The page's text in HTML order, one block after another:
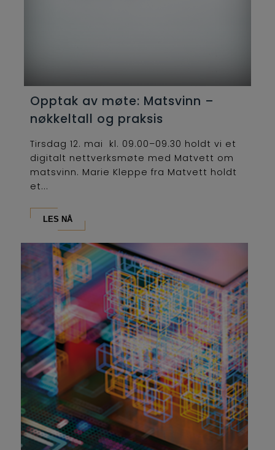
Opptak av møte: Matsvinn –
nøkkeltall og praksis
Tirsdag 12. mai kl. 09.00–09.30 holdt vi et
digitalt nettverksmøte med Matvett om
matsvinn. Marie Kleppe fra Matvett holdt
et...
LES NÅ